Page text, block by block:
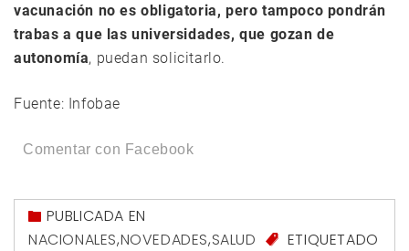
vacunación no es obligatoria, pero tampoco pondrán
trabas a que las universidades, que gozan de
autonomía, puedan solicitarlo.
Fuente: Infobae
Comentar con Facebook
PUBLICADA EN
NACIONALES,NOVEDADES,SALUD
ETIQUETADO